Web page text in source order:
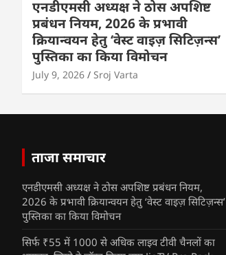
एनडीएमसी अध्यक्ष ने ठोस अपशिष्ट
प्रबंधन नियम, 2026 के प्रभावी
क्रियान्वयन हेतु ‘वेस्ट वाइज़ सिटिज़न्स’
पुस्तिका का किया विमोचन
July 9, 2026 Sroj Varta
ताजा समाचार
एनडीएमसी अध्यक्ष ने ठोस अपशिष्ट प्रबंधन नियम,
2026 के प्रभावी क्रियान्वयन हेतु ‘वेस्ट वाइज़ सिटिज़न्स’
पुस्तिका का किया विमोचन
सिर्फ ₹55 में 1000 से अधिक लाइव टीवी चैनलों का